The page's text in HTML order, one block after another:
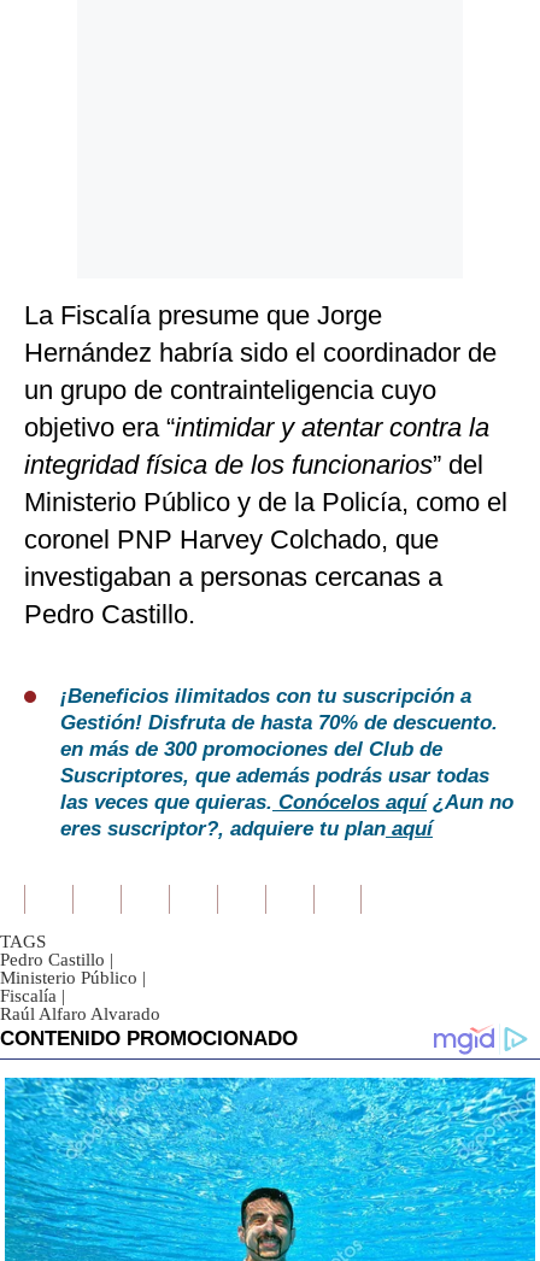
La Fiscalía presume que Jorge
Hernández habría sido el coordinador de
un grupo de contrainteligencia cuyo
objetivo era “intimidar y atentar contra la
integridad física de los funcionarios” del
Ministerio Público y de la Policía, como el
coronel PNP Harvey Colchado, que
investigaban a personas cercanas a
Pedro Castillo.
¡Beneficios ilimitados con tu suscripción a
Gestión! Disfruta de hasta 70% de descuento.
en más de 300 promociones del Club de
Suscriptores, que además podrás usar todas
las veces que quieras. Conócelos aquí¿Aun no
eres suscriptor?, adquiere tu plan aquí
TAGS
Pedro Castillo |
Ministerio Público |
Fiscalía |
Raúl Alfaro Alvarado